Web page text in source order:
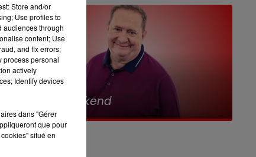
RDL Weekend
Store and/or
Use profiles to
audiences through
content; Use
and fix errors;
process personal
actively
Identify devices
dans "Gérer
que pour
situé en